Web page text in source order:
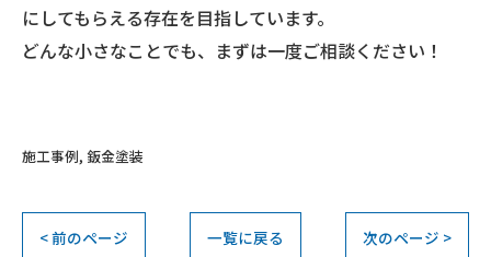
にしてもらえる存在を目指しています。
どんな小さなことでも、まずは一度ご相談ください！
施工事例 鈑金塗装
< 前のページ 一覧に戻る 次のページ >